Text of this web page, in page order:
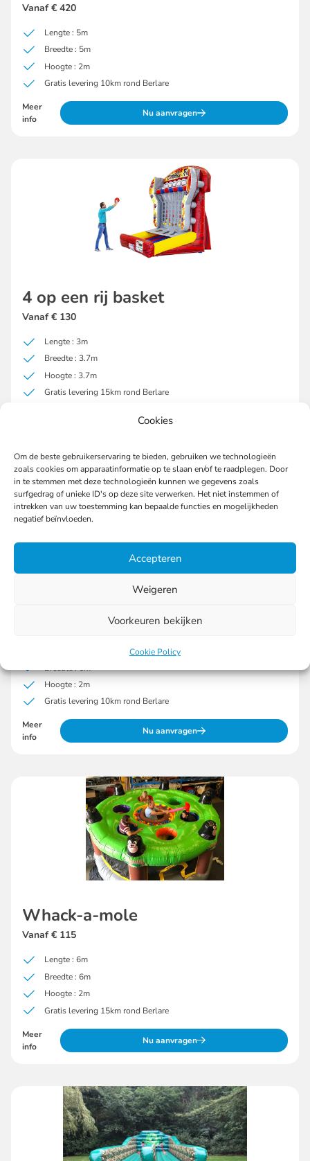
Cookies
Om de beste gebruikerservaring te bieden, gebruiken we technologieën
zoals cookies om apparaatinformatie op te slaan en/of te raadplegen. Door
in te stemmen met deze technologieën kunnen we gegevens zoals
surfgedrag of unieke ID's op deze site verwerken. Het niet instemmen of
intrekken van uw toestemming kan bepaalde functies en mogelijkheden
negatief beïnvloeden.
Accepteren
Weigeren
Voorkeuren bekijken
Cookie Policy
Vanaf € 420
Lengte : 5m
Breedte : 5m
Hoogte : 2m
Gratis levering 10km rond Berlare
Meer
info
Nu aanvragen
4 op een rij basket
Vanaf € 130
Lengte : 3m
Breedte : 3.7m
Hoogte : 3.7m
Gratis levering 15km rond Berlare
Nu aanvragen
Breedte : 6m
Hoogte : 2m
Gratis levering 10km rond Berlare
Meer
info
Nu aanvragen
Whack-a-mole
Vanaf € 115
Lengte : 6m
Breedte : 6m
Hoogte : 2m
Gratis levering 15km rond Berlare
Meer
info
Nu aanvragen